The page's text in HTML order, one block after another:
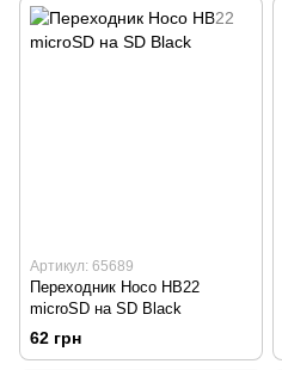
Артикул: 65689
Переходник Hoco HB22
microSD на SD Black
62 грн